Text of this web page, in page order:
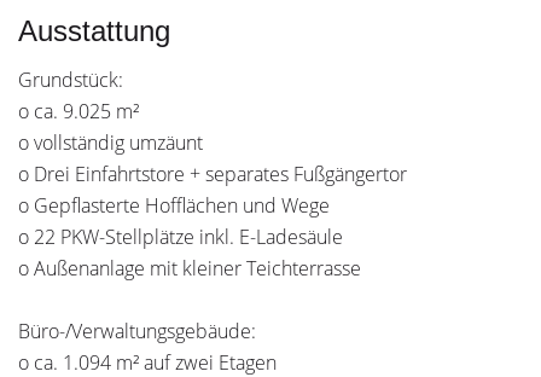
Ausstattung
Grundstück:
o ca. 9.025 m²
o vollständig umzäunt
o Drei Einfahrtstore + separates Fußgängertor
o Gepflasterte Hofflächen und Wege
o 22 PKW-Stellplätze inkl. E-Ladesäule
o Außenanlage mit kleiner Teichterrasse
Büro-/Verwaltungsgebäude:
o ca. 1.094 m² auf zwei Etagen